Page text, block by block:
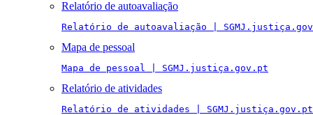
Relatório de autoavaliação
Relatório de autoavaliação |
Mapa de pessoal
Mapa de pessoal | SGMJ.justiça.gov.pt
Relatório de atividades
Relatório de atividades | SGMJ.justiça.gov.pt